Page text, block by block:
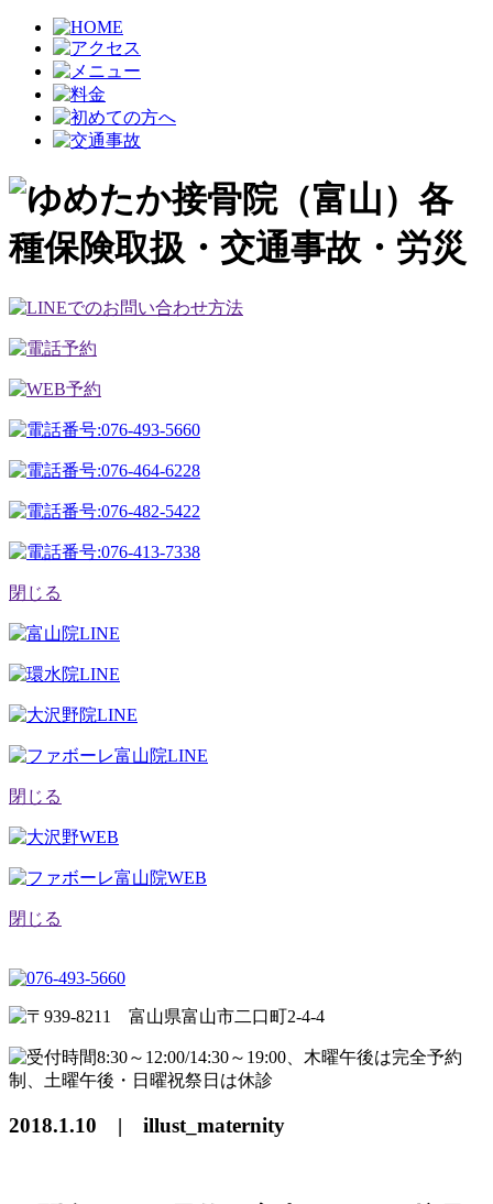
閉じる
閉じる
閉じる
2018.1.10 | illust_maternity